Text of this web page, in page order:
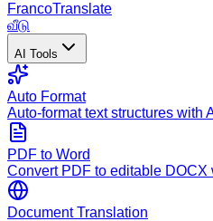
FrancoTranslate
வீடு
AI Tools
Auto Format
Auto-format text structures with
PDF to Word
Convert PDF to editable
Document Translation